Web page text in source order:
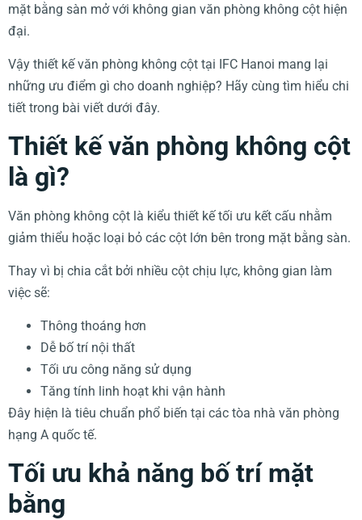
mặt bằng sàn mở với không gian văn phòng không cột hiện
đại.
Vậy thiết kế văn phòng không cột tại IFC Hanoi mang lại
những ưu điểm gì cho doanh nghiệp? Hãy cùng tìm hiểu chi
tiết trong bài viết dưới đây.
Thiết kế văn phòng không cột
là gì?
Văn phòng không cột là kiểu thiết kế tối ưu kết cấu nhằm
giảm thiểu hoặc loại bỏ các cột lớn bên trong mặt bằng sàn.
Thay vì bị chia cắt bởi nhiều cột chịu lực, không gian làm
việc sẽ:
Thông thoáng hơn
Dễ bố trí nội thất
Tối ưu công năng sử dụng
Tăng tính linh hoạt khi vận hành
Đây hiện là tiêu chuẩn phổ biến tại các tòa nhà văn phòng
hạng A quốc tế.
Tối ưu khả năng bố trí mặt
bằng